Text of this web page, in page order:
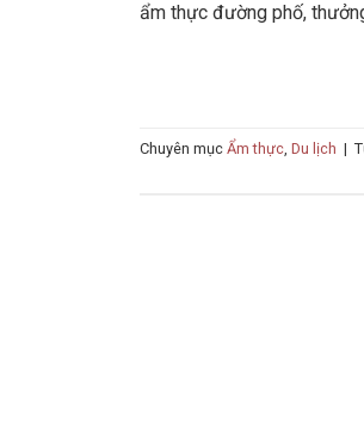
ẩm thực đường phố,
Chuyên mục Ẩm thực Du lịch |